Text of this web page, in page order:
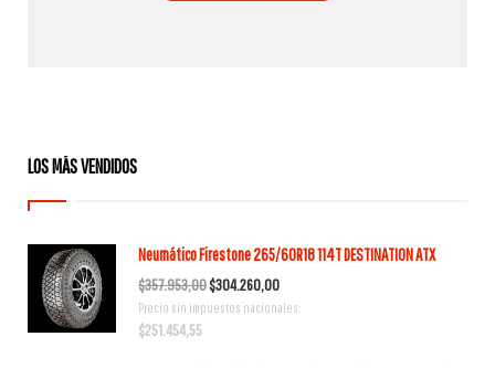
LOS MÁS VENDIDOS
Neumático Firestone 265/60R18 114T DESTINATION ATX
$357.953,00El
precio
$304.260,00El
precio
Precio sin impuestos nacionales:
$251.454,55